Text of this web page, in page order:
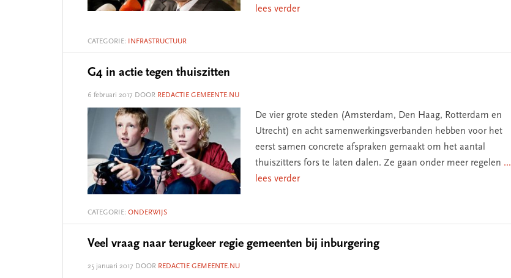
lees verder
CATEGORIE: INFRASTRUCTUUR
G4 in actie tegen thuiszitten
6 februari 2017 DOOR REDACTIE GEMEENTE.NU
De vier grote steden (Amsterdam, Den Haag, Rotterdam en
Utrecht) en acht samenwerkingsverbanden hebben voor het
eerst samen concrete afspraken gemaakt om het aantal
thuiszitters fors te laten dalen. Ze gaan onder meer regelen ...
lees verder
CATEGORIE: ONDERWIJS
Veel vraag naar terugkeer regie gemeenten bij inburgering
25 januari 2017 DOOR REDACTIE GEMEENTE.NU